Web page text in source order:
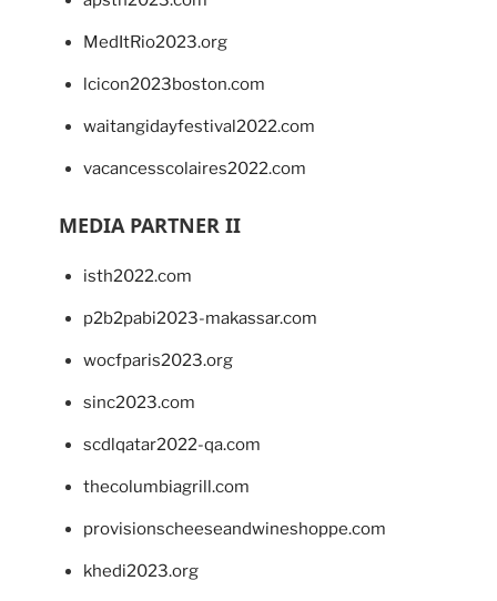
MedItRio2023.org
lcicon2023boston.com
waitangidayfestival2022.com
vacancesscolaires2022.com
MEDIA PARTNER II
isth2022.com
p2b2pabi2023-makassar.com
wocfparis2023.org
sinc2023.com
scdlqatar2022-qa.com
thecolumbiagrill.com
provisionscheeseandwineshoppe.com
khedi2023.org